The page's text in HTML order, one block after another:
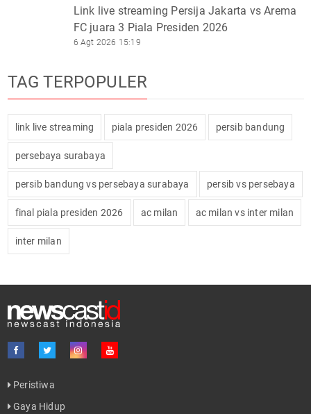
Link live streaming Persija Jakarta vs Arema
FC juara 3 Piala Presiden 2026
6 Agt 2026 15:19
TAG TERPOPULER
link live streaming piala presiden 2026 persib bandung
persebaya surabaya
persib bandung vs persebaya surabaya persib vs persebaya
final piala presiden 2026 ac milan ac milan vs inter milan
inter milan
Peristiwa
Gaya Hidup